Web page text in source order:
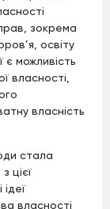
зокрема
освіту
є можливість
власності,
власність
стала
цієї
власності